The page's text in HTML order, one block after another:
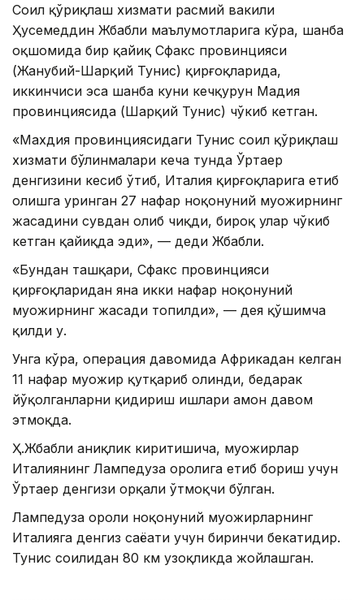
Соҳил қўриқлаш хизмати расмий вакили
Ҳусемеддин Жбабли маълумотларига кўра, шанба
оқшомида бир қайиқ Сфакс провинцияси
(Жанубий-Шарқий Тунис) қирғоқларида,
иккинчиси эса шанба куни кечқурун Маҳдия
провинциясида (Шарқий Тунис) чўкиб кетган.
«Махдия провинциясидаги Тунис соҳил қўриқлаш
хизмати бўлинмалари кеча тунда Ўртаер
денгизини кесиб ўтиб, Италия қирғоқларига етиб
олишга уринган 27 нафар ноқонуний муҳожирнинг
жасадини сувдан олиб чиқди, бироқ улар чўкиб
кетган қайиқда эди», — деди Жбабли.
«Бундан ташқари, Сфакс провинцияси
қирғоқларидан яна икки нафар ноқонуний
муҳожирнинг жасади топилди», — дея қўшимча
қилди у.
Унга кўра, операция давомида Африкадан келган
11 нафар муҳожир қутқариб олинди, бедарак
йўқолганларни қидириш ишлари ҳамон давом
этмоқда.
Ҳ.Жбабли аниқлик киритишича, муҳожирлар
Италиянинг Лампедуза оролига етиб бориш учун
Ўртаер денгизи орқали ўтмоқчи бўлган.
Лампедуза ороли ноқонуний муҳожирларнинг
Италияга денгиз саёҳати учун биринчи бекатидир.
Тунис соҳилидан 80 км узоқликда жойлашган.